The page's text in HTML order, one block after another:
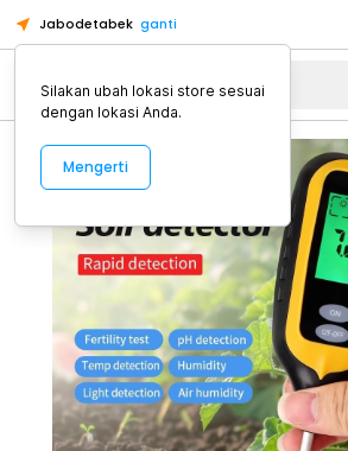
Jabodetabek ganti
Alat Kopi
Silakan ubah lokasi store sesuai
dengan lokasi Anda.
Mengerti